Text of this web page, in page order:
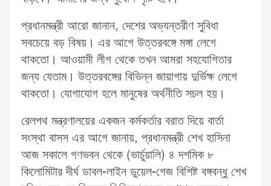
প্রধানমন্ত্রী আরো জানান, দেশের অভ্যন্তরীণ সুবিধা
সবচেয়ে বড় বিষয়। এর আগে উত্তরবঙ্গে মঙ্গা লেগে
থাকতো। আওয়ামী লীগ থেকে তখন আমরা সহযোগিতার
জন্য যেতাম। উত্তরবঙ্গের বিভিন্ন জায়াগায় দুর্ভিক্ষ লেগে
থাকতো। যোগাযোগ হলে মানুষের অর্থনীতি সচল হয়।
রেলপথ মন্ত্রণালয়ের একজন কর্মকর্তার বরাত দিয়ে বার্তা
সংস্থা বাসস এর আগে জানায়, প্রধানমন্ত্রী শেখ হাসিনা
আজ সকালে গণভবন থেকে (ভার্চুয়ালি) ৪ দশমিক ৮
কিলোমিটার দীর্ঘ ডাবল-লাইন ডুয়েল-গেজ বিশিষ্ট বঙ্গবন্ধু শেখ